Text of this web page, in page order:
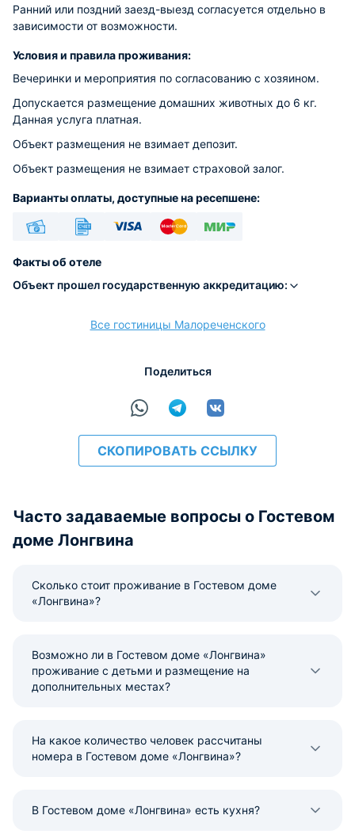
Ранний или поздний заезд-выезд согласуется отдельно в
зависимости от возможности.
Условия и правила проживания:
Вечеринки и мероприятия по согласованию с хозяином.
Допускается размещение домашних животных до 6 кг.
Данная услуга платная.
Объект размещения не взимает депозит.
Объект размещения не взимает страховой залог.
Варианты оплаты, доступные на ресепшене:
расчёт
Факты об отеле
Объект прошел государственную аккредитацию:
Все гостиницы Малореченского
Поделиться
СКОПИРОВАТЬ ССЫЛКУ
Часто задаваемые вопросы о Гостевом
доме Лонгвина
Сколько стоит проживание в Гостевом доме
«Лонгвина»?
Возможно ли в Гостевом доме «Лонгвина»
проживание с детьми и размещение на
дополнительных местах?
На какое количество человек рассчитаны
номера в Гостевом доме «Лонгвина»?
В Гостевом доме «Лонгвина» есть кухня?